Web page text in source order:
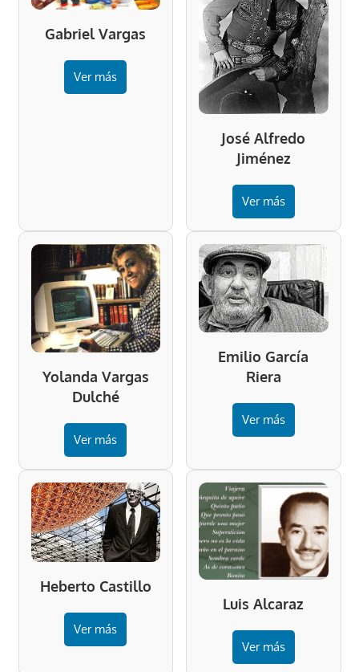
Gabriel Vargas
Ver más
José Alfredo
Jiménez
Ver más
Yolanda Vargas
Dulché
Ver más
Emilio García
Riera
Ver más
Heberto Castillo
Ver más
Luis Alcaraz
Ver más